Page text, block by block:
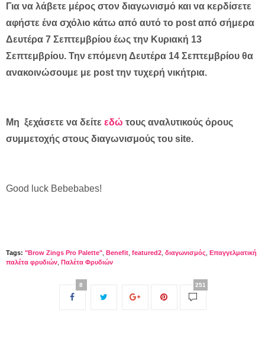
Για να λάβετε μέρος στον διαγωνισμό και να κερδίσετε
αφήστε ένα σχόλιο κάτω από αυτό το post από σήμερα
Δευτέρα 7 Σεπτεμβρίου έως την Κυριακή 13
Σεπτεμβρίου. Την επόμενη Δευτέρα 14 Σεπτεμβρίου θα
ανακοινώσουμε με post την τυχερή νικήτρια.
Mη ξεχάσετε να δείτε εδώ τους αναλυτικούς όρους
συμμετοχής στους διαγωνισμούς του site.
Good luck Bebebabes!
Tags: "Brow Zings Pro Palette" Benefit featured2 διαγωνισμός Επαγγελματική
παλέτα φρυδιών Παλέτα Φρυδιών
8 251